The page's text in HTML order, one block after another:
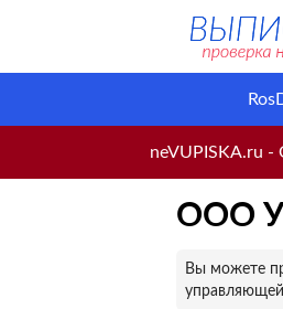
neVUPISKA.ru
ООО
Вы можете